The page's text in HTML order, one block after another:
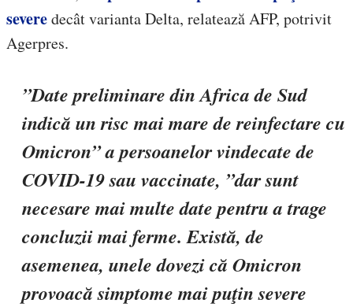
severedecât varianta Delta, relatează AFP, potrivit
Agerpres.
”Date preliminare din Africa de Sud
indică un risc mai mare de reinfectare cu
Omicron” a persoanelor vindecate de
COVID-19 sau vaccinate, ”dar sunt
necesare mai multe date pentru a trage
concluzii mai ferme. Există, de
asemenea, unele dovezi că Omicron
provoacă simptome mai puţin severe